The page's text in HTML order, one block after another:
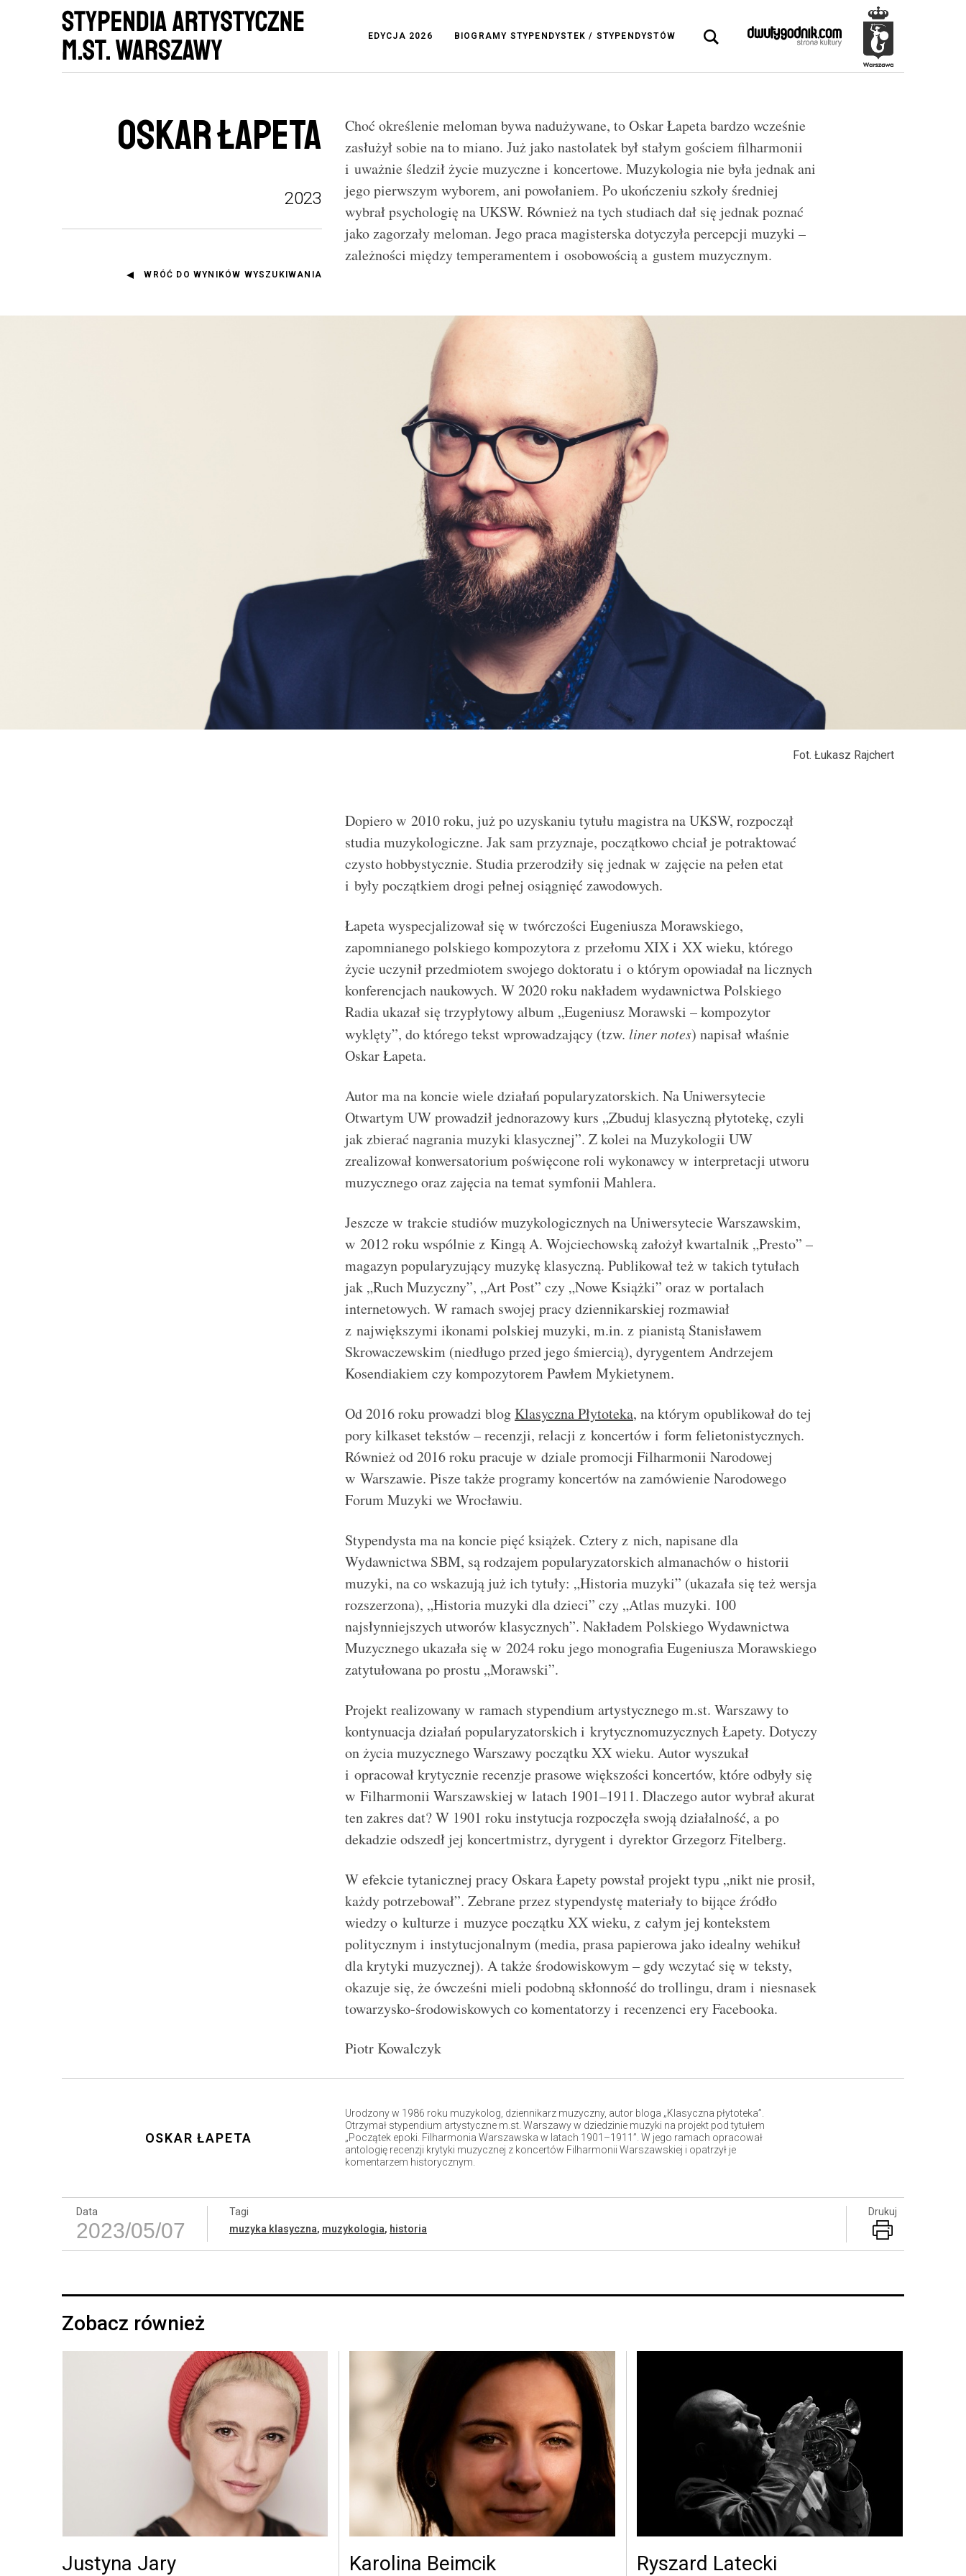
EDYCJA 2026 BIOGRAMY STYPENDYSTEK / STYPENDYSTÓW
OSKAR ŁAPETA
2023
WRÓĆ DO WYNIKÓW WYSZUKIWANIA
Choć określenie meloman bywa nadużywane, to Oskar Łapeta bardzo wcześnie
zasłużył sobie na to miano. Już jako nastolatek był stałym gościem filharmonii
i uważnie śledził życie muzyczne i koncertowe. Muzykologia nie była jednak ani
jego pierwszym wyborem, ani powołaniem. Po ukończeniu szkoły średniej
wybrał psychologię na UKSW. Również na tych studiach dał się jednak poznać
jako zagorzały meloman. Jego praca magisterska dotyczyła percepcji muzyki –
zależności między temperamentem i osobowością a gustem muzycznym.
Fot. Łukasz Rajchert
Dopiero w 2010 roku, już po uzyskaniu tytułu magistra na UKSW, rozpoczął
studia muzykologiczne. Jak sam przyznaje, początkowo chciał je potraktować
czysto hobbystycznie. Studia przerodziły się jednak w zajęcie na pełen etat
i były początkiem drogi pełnej osiągnięć zawodowych.
Łapeta wyspecjalizował się w twórczości Eugeniusza Morawskiego,
zapomnianego polskiego kompozytora z przełomu XIX i XX wieku, którego
życie uczynił przedmiotem swojego doktoratu i o którym opowiadał na licznych
konferencjach naukowych. W 2020 roku nakładem wydawnictwa Polskiego
Radia ukazał się trzypłytowy album „Eugeniusz Morawski – kompozytor
wyklęty”, do którego tekst wprowadzający (tzw. liner notes) napisał właśnie
Oskar Łapeta.
Autor ma na koncie wiele działań popularyzatorskich. Na Uniwersytecie
Otwartym UW prowadził jednorazowy kurs „Zbuduj klasyczną płytotekę, czyli
jak zbierać nagrania muzyki klasycznej”. Z kolei na Muzykologii UW
zrealizował konwersatorium poświęcone roli wykonawcy w interpretacji utworu
muzycznego oraz zajęcia na temat symfonii Mahlera.
Jeszcze w trakcie studiów muzykologicznych na Uniwersytecie Warszawskim,
w 2012 roku wspólnie z Kingą A. Wojciechowską założył kwartalnik „Presto” –
magazyn popularyzujący muzykę klasyczną. Publikował też w takich tytułach
jak „Ruch Muzyczny”, „Art Post” czy „Nowe Książki” oraz w portalach
internetowych. W ramach swojej pracy dziennikarskiej rozmawiał
z największymi ikonami polskiej muzyki, m.in. z pianistą Stanisławem
Skrowaczewskim (niedługo przed jego śmiercią), dyrygentem Andrzejem
Kosendiakiem czy kompozytorem Pawłem Mykietynem.
Od 2016 roku prowadzi blogKlasyczna Płytoteka, na którym opublikował do tej
pory kilkaset tekstów – recenzji, relacji z koncertów i form felietonistycznych.
Również od 2016 roku pracuje w dziale promocji Filharmonii Narodowej
w Warszawie. Pisze także programy koncertów na zamówienie Narodowego
Forum Muzyki we Wrocławiu.
Stypendysta ma na koncie pięć książek. Cztery z nich, napisane dla
Wydawnictwa SBM, są rodzajem popularyzatorskich almanachów o historii
muzyki, na co wskazują już ich tytuły: „Historia muzyki” (ukazała się też wersja
rozszerzona), „Historia muzyki dla dzieci” czy „Atlas muzyki. 100
najsłynniejszych utworów klasycznych”. Nakładem Polskiego Wydawnictwa
Muzycznego ukazała się w 2024 roku jego monografia Eugeniusza Morawskiego
zatytułowana po prostu „Morawski”.
Projekt realizowany w ramach stypendium artystycznego m.st. Warszawy to
kontynuacja działań popularyzatorskich i krytycznomuzycznych Łapety. Dotyczy
on życia muzycznego Warszawy początku XX wieku. Autor wyszukał
i opracował krytycznie recenzje prasowe większości koncertów, które odbyły się
w Filharmonii Warszawskiej w latach 1901–1911. Dlaczego autor wybrał akurat
ten zakres dat? W 1901 roku instytucja rozpoczęła swoją działalność, a po
dekadzie odszedł jej koncertmistrz, dyrygent i dyrektor Grzegorz Fitelberg.
W efekcie tytanicznej pracy Oskara Łapety powstał projekt typu „nikt nie prosił,
każdy potrzebował”. Zebrane przez stypendystę materiały to bijące źródło
wiedzy o kulturze i muzyce początku XX wieku, z całym jej kontekstem
politycznym i instytucjonalnym (media, prasa papierowa jako idealny wehikuł
dla krytyki muzycznej). A także środowiskowym – gdy wczytać się w teksty,
okazuje się, że ówcześni mieli podobną skłonność do trollingu, dram i niesnasek
towarzysko-środowiskowych co komentatorzy i recenzenci ery Facebooka.
Piotr Kowalczyk
OSKAR ŁAPETA
Urodzony w 1986 roku muzykolog, dziennikarz muzyczny, autor bloga „Klasyczna płytoteka”.
Otrzymał stypendium artystyczne m.st. Warszawy w dziedzinie muzyki na projekt pod tytułem
„Początek epoki. Filharmonia Warszawska w latach 1901–1911”. W jego ramach opracował
antologię recenzji krytyki muzycznej z koncertów Filharmonii Warszawskiej i opatrzył je
komentarzem historycznym.
Drukuj
Data
2023/05/07
Tagi
muzyka klasyczna, muzykologia, historia
Zobacz również
Justyna Jary Karolina Beimcik Ryszard Latecki